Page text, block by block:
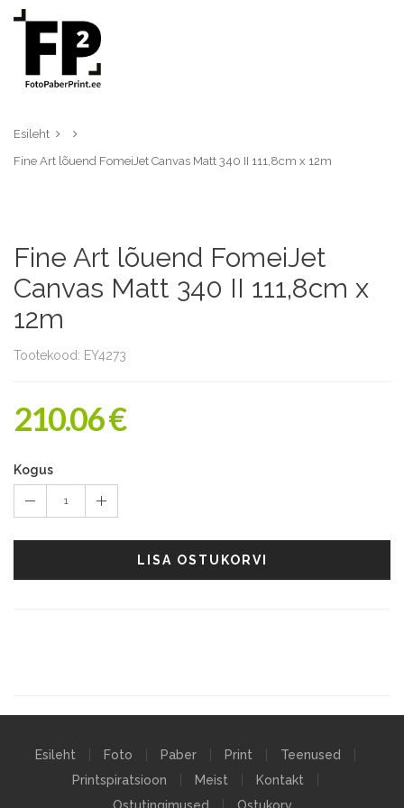
Esileht
Fine Art lõuend FomeiJet Canvas Matt 340 II 111,8cm x 12m
Fine Art lõuend FomeiJet
Canvas Matt 340 II 111,8cm x
12m
Tootekood: EY4273
210.06 €
Kogus
1
LISA OSTUKORVI
Esileht Foto Paber Print
Teenused
Printspiratsioon
Meist
Kontakt